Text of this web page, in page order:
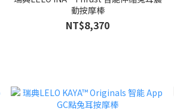
動按摩棒
NT$8,370